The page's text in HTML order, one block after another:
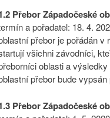
Přebor Západočeské
a pořadatel: 18. 4.
přebor je pořádán
všichni závodníci,
oblasti a
přebor bude
Přebor Západočeské